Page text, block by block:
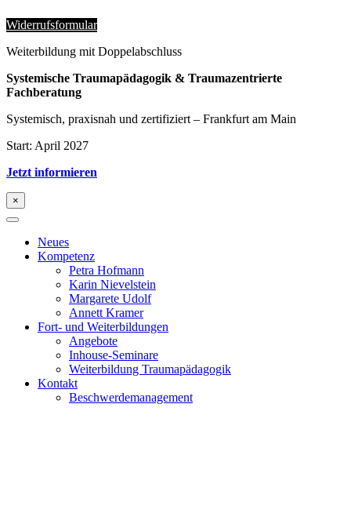
Widerrufsformular
Weiterbildung mit Doppelabschluss
Systemische Traumapädagogik & Traumazentrierte
Fachberatung
Systemisch, praxisnah und zertifiziert – Frankfurt am Main
Start: April 2027
Jetzt informieren
×
Neues
Kompetenz
Petra Hofmann
Karin Nievelstein
Margarete Udolf
Annett Kramer
Fort- und Weiterbildungen
Angebote
Inhouse-Seminare
Weiterbildung Traumapädagogik
Kontakt
Beschwerdemanagement